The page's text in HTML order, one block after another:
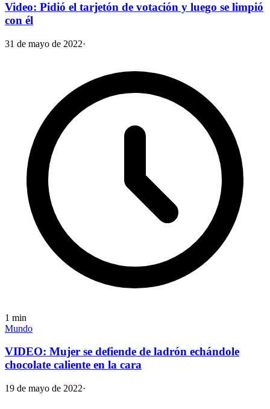
Video: Pidió el tarjetón de votación y luego se limpió
con él
31 de mayo de 2022·
1 min
Mundo
VIDEO: Mujer se defiende de ladrón echándole
chocolate caliente en la cara
19 de mayo de 2022·